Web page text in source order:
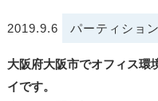
2019.9.6 パーティション
大阪府大阪市でオフィス環
イです。